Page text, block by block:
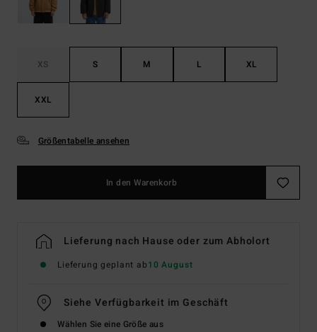
XS S M L XL
XXL
Größentabelle ansehen
In den Warenkorb
Lieferung nach Hause oder zum Abholort
Lieferung geplant ab10 August
Siehe Verfügbarkeit im Geschäft
Wählen Sie eine Größe aus